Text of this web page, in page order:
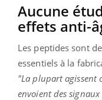
Aucune
effets anti-
Les peptides sont
essentiels à la
"La plupart agissent
envoient des